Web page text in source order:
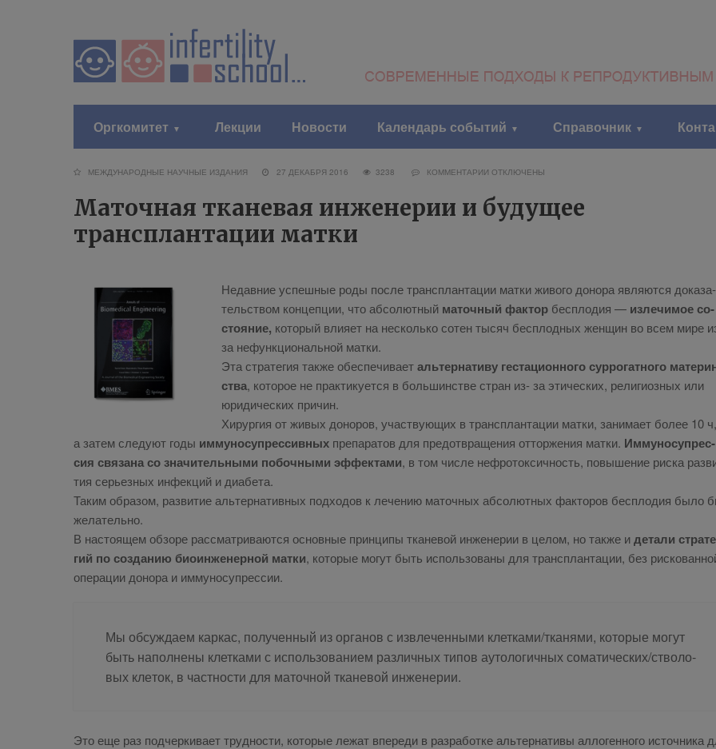
Оргкомитет Лекции Новости Календарь событий Справочник
МЕЖДУНАРОДНЫЕ НАУЧНЫЕ ИЗДАНИЯ 27 ДЕКАБРЯ 2016 3238 КОММЕНТАРИИ ОТКЛЮЧЕНЫ
Маточная тканевая инженерии и будущее
трансплантации матки
Недав­ние успеш­ные ро­ды по­сле транс­план­та­ции мат­ки жи­во­го до­но­ра яв­ля­ют­ся до­ка­за­
тель­ством кон­цеп­ции, что аб­со­лют­ный ма­точ­ный фак­тор бес­пло­дия — из­ле­чи­мое со­
сто­я­ние, ко­то­рый вли­я­ет на несколь­ко со­тен ты­сяч бес­плод­ных жен­щин во всем ми­ре
за нефунк­цио­наль­ной мат­ки.
Эта стра­те­гия так­же обес­пе­чи­ва­еталь­тер­на­ти­ву ге­ста­ци­он­но­го сур­ро­гат­но­го
ства, ко­то­рое не прак­ти­ку­ет­ся в боль­шин­стве стран из- за эти­че­ских, ре­ли­ги­оз­ных или
юри­ди­че­ских при­чин.
Хи­рур­гия от жи­вых до­но­ров, участ­ву­ю­щих в транс­план­та­ции мат­ки, за­ни­ма­ет бо­лее 10 ч,
а за­тем сле­ду­ют го­ды им­му­но­су­прес­сив­ных пре­па­ра­тов для предот­вра­ще­ния от­тор­же­ния мат­ки. Им­му­но­су­прес­
сия свя­за­на со зна­чи­тель­ны­ми по­боч­ны­ми эф­фек­та­ми, в том чис­ле неф­ро­ток­сич­ность, по­вы­ше­ние рис­ка
тия се­рьез­ных ин­фек­ций и диа­бе­та.
Та­ким об­ра­зом, раз­ви­тие аль­тер­на­тив­ных под­хо­дов к ле­че­нию ма­точ­ных аб­со­лют­ных фак­то­ров бес­пло­дия бы­ло
же­ла­тель­но.
В на­сто­я­щем об­зо­ре рас­смат­ри­ва­ют­ся ос­нов­ные прин­ци­пы тка­не­вой ин­же­не­рии в це­лом, но так­же иде­та­ли
гий по со­зда­нию био­ин­же­нер­ной мат­ки, ко­то­рые мо­гут быть ис­поль­зо­ва­ны для транс­план­та­ции, без
опе­ра­ции до­но­ра и им­му­но­су­прес­сии.
Мы об­суж­да­ем кар­кас, по­лу­чен­ный из ор­га­нов с из­вле­чен­ны­ми клет­ка­ми/тка­ня­ми, ко­то­рые мо­гут
быть на­пол­не­ны клет­ка­ми с ис­поль­зо­ва­ни­ем раз­лич­ных ти­пов ауто­ло­гич­ных со­ма­ти­че­ских/ство­ло­
вых кле­ток, в част­но­сти для ма­точ­ной тка­не­вой ин­же­не­рии.
Это еще раз под­чер­ки­ва­ет труд­но­сти, ко­то­рые ле­жат впе­ре­ди в раз­ра­бот­ке аль­тер­на­ти­вы ал­ло­ген­но­го ис­точ­ни­ка